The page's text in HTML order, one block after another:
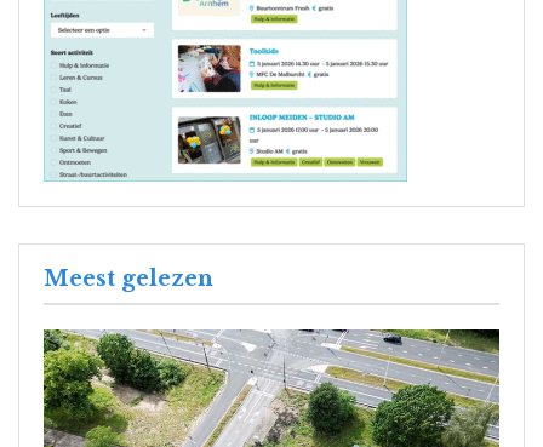
Meest gelezen